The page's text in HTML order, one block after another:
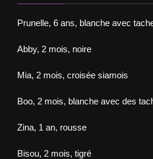
Prunelle, 6 ans, blanche avec
Abby, 2 mois, noire
Mia, 2 mois, croisée siamois
Boo, 2 mois, blanche avec des
Zina, 1 an, rousse
Bisou, 2 mois, tigré